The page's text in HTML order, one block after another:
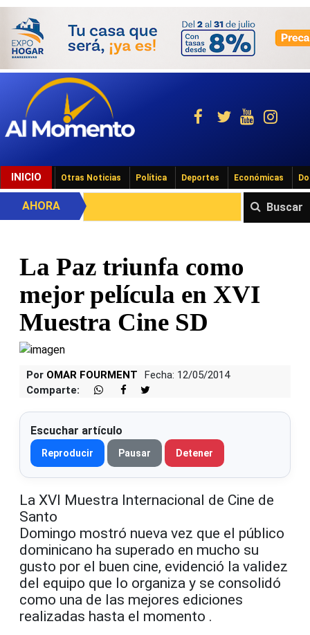
INICIO Otras Noticias Política Deportes Económicas
Buscar
AHORA
La Paz triunfa como
mejor película en XVI
Muestra Cine SD
Por OMAR FOURMENT
Fecha: 12/05/2014
Comparte:
Escuchar artículo
Reproducir Pausar Detener
La XVI Muestra Internacional de Cine de
Santo
Domingo mostró nueva vez que el público
dominicano ha superado en mucho su
gusto por el buen cine, evidenció la validez
del equipo que lo organiza y se consolidó
como una de las mejores ediciones
realizadas hasta el momento .